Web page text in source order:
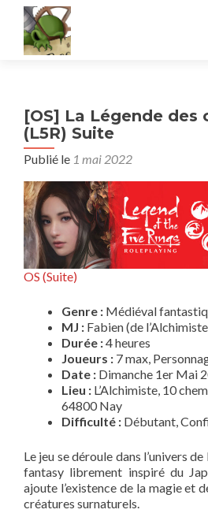
[OS] La Légende des
(L5R) Suite
Publié le 1 mai 2022
OS (Suite)
Genre : Médiéval
MJ : Fabien (de
Durée :4 heures
Joueurs : 7 max,
Date : Dimanche 1er Mai
Lieu : L’Alchimiste, 10
64800 Nay
Difficulté : Débutant,
Le jeu se déroule dans l’univers
fantasy librement inspiré du
ajoute l’existence de la magie et
créatures surnaturels.